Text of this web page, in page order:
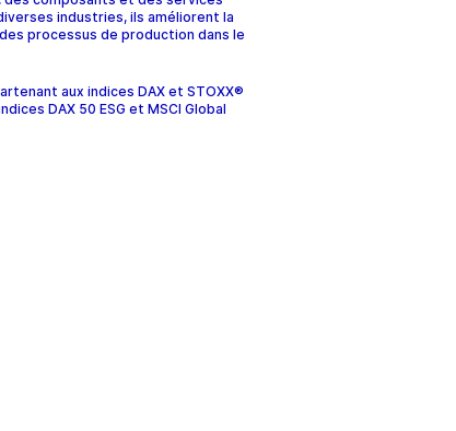
industries, ils améliorent la
processus de production dans le
aux indices DAX et STOXX®
DAX 50 ESG et MSCI Global